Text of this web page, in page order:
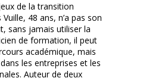
de la transition
48 ans, n’a pas son
sans jamais utiliser la
de formation, il peut
académique, mais
les entreprises et les
Auteur de deux